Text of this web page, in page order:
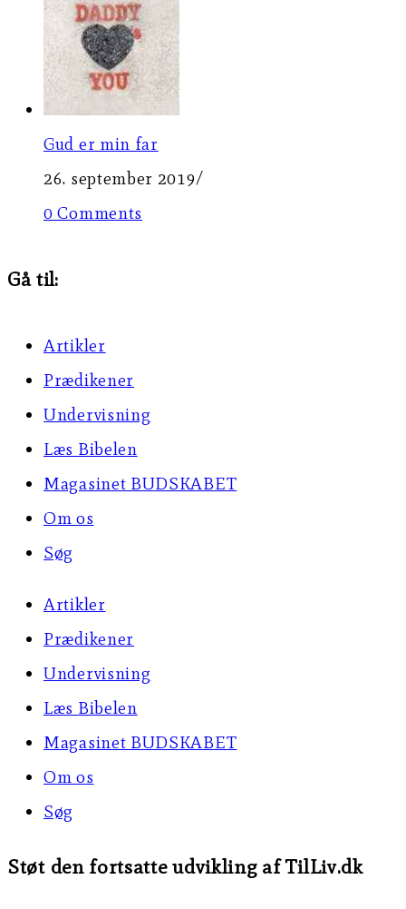
Gud er min far
26. september 2019/
0 Comments
Gå til:
Artikler
Prædikener
Undervisning
Læs Bibelen
Magasinet BUDSKABET
Om os
Søg
Artikler
Prædikener
Undervisning
Læs Bibelen
Magasinet BUDSKABET
Om os
Søg
Støt den fortsatte udvikling af TilLiv.dk